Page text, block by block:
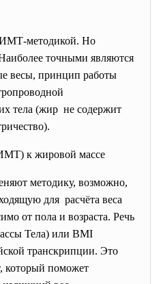
методикой. Но
точными являются
весы, принцип работы
тела (жир не содержит
к жировой массе
методику, возможно,
для расчёта веса
от пола и возраста. Речь
Тела) или ВМI
транскрипции. Это
который поможет